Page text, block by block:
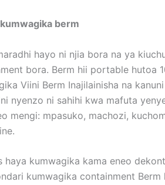
berm
hayo ni njia bora na ya
bora. Berm hii portable hutoa
Viini Berm Inajilainisha na
nyenzo ni sahihi kwa mafuta
mengi: mpasuko, machozi,
haya kumwagika kama eneo
kumwagika containment